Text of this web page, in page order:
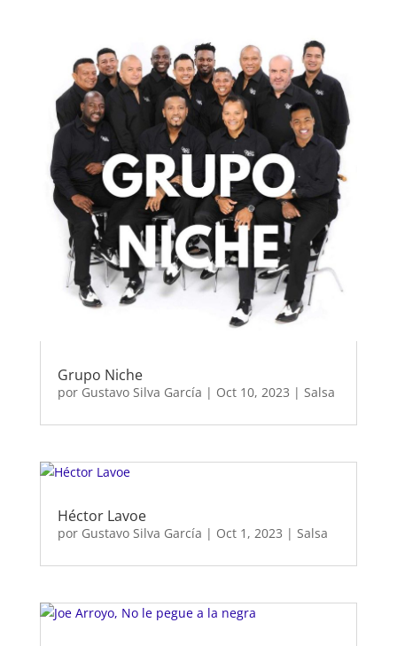
Grupo Niche
por Gustavo Silva García | Oct 10, 2023 | Salsa
Héctor Lavoe
por Gustavo Silva García | Oct 1, 2023 | Salsa